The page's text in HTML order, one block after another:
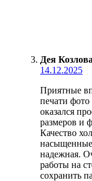
Дея Козлова
14.12.2025
Приятные
печати фото
оказался
размеров и
Качество
надежная.
работы на
сохранить